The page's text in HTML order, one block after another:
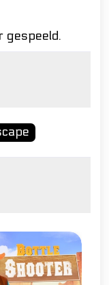
gespeeld.